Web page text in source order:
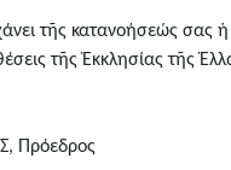
τῆς κατανοήσεώς σας
θέσεις τῆς Ἐκκλησίας
Πρόεδρος